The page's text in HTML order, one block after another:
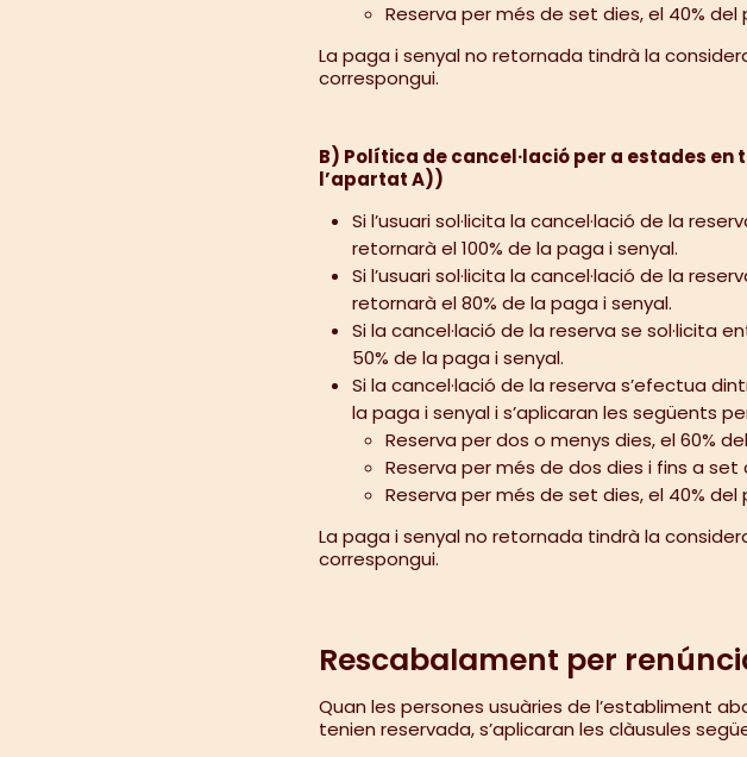
Reserva per més de set dies, el 40%
La paga i senyal no retornada tindrà la
correspongui.
B) Política de cancel·lació per a estades
l’apartat A))
Si l’usuari sol·licita la cancel·lació de la
retornarà el 100% de la paga i senyal.
Si l’usuari sol·licita la cancel·lació de la
retornarà el 80% de la paga i senyal.
Si la cancel·lació de la reserva se sol·licita
50% de la paga i senyal.
Si la cancel·lació de la reserva s’efectua
la paga i senyal i s’aplicaran les següents
Reserva per dos o menys dies, el 60%
Reserva per més de dos dies i fins a
Reserva per més de set dies, el 40%
La paga i senyal no retornada tindrà la
correspongui.
Rescabalament per
Quan les persones usuàries de l’establiment
tenien reservada, s’aplicaran les clàusules